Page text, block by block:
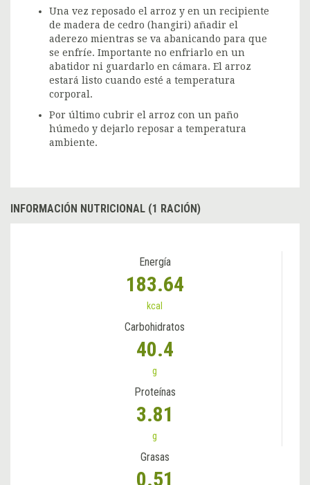
Una vez reposado el arroz y en un recipiente
de madera de cedro (hangiri) añadir el
aderezo mientras se va abanicando para que
se enfríe. Importante no enfriarlo en un
abatidor ni guardarlo en cámara. El arroz
estará listo cuando esté a temperatura
corporal.
Por último cubrir el arroz con un paño
húmedo y dejarlo reposar a temperatura
ambiente.
INFORMACIÓN NUTRICIONAL (1 RACIÓN)
Energía
183.64
kcal
Carbohidratos
40.4
g
Proteínas
3.81
g
Grasas
0.51